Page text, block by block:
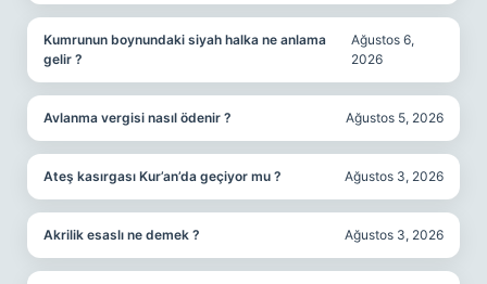
Kumrunun boynundaki siyah halka ne anlama
gelir ?
Ağustos 6,
2026
Avlanma vergisi nasıl ödenir ? Ağustos 5, 2026
Ateş kasırgası Kur’an’da geçiyor mu ? Ağustos 3, 2026
Akrilik esaslı ne demek ? Ağustos 3, 2026